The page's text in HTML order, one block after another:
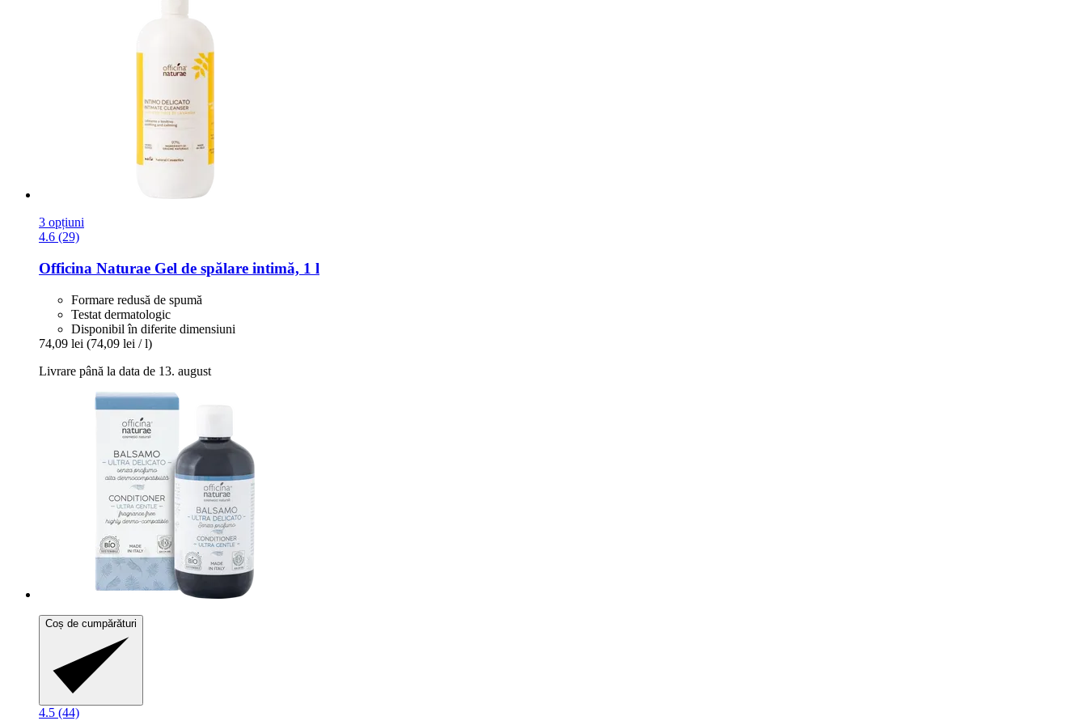
3 opțiuni
4.6 (29)
Officina Naturae Gel de spălare intimă, 1 l
Formare redusă de spumă
Testat dermatologic
Disponibil în diferite dimensiuni
74,09 lei (74,09 lei / l)
Livrare până la data de 13. august
Coș de cumpărături
4.5 (44)